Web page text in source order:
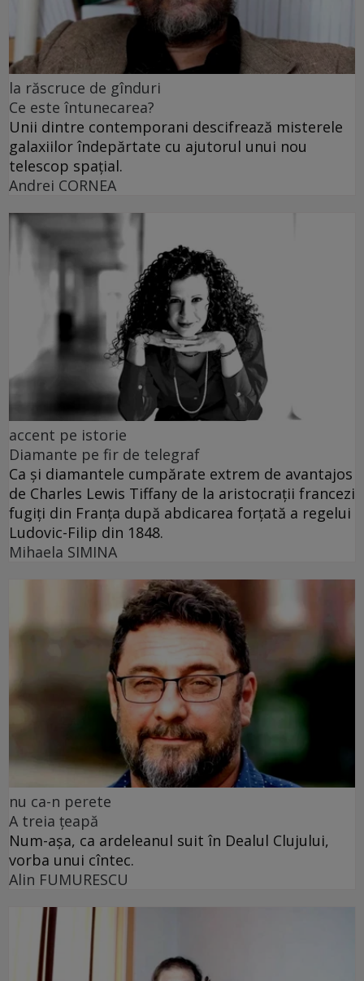
la răscruce de gînduri
Ce este întunecarea?
Unii dintre contemporani descifrează misterele
galaxiilor îndepărtate cu ajutorul unui nou
telescop spațial.
Andrei CORNEA
accent pe istorie
Diamante pe fir de telegraf
Ca și diamantele cumpărate extrem de avantajos
de Charles Lewis Tiffany de la aristocrații francezi
fugiți din Franța după abdicarea forțată a regelui
Ludovic-Filip din 1848.
Mihaela SIMINA
nu ca-n perete
A treia țeapă
Num-așa, ca ardeleanul suit în Dealul Clujului,
vorba unui cîntec.
Alin FUMURESCU